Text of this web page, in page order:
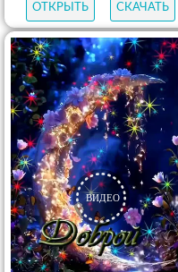
ОТКРЫТЬ СКАЧАТЬ